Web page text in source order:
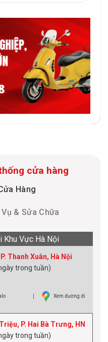
cửa hàng
Hàng
& Sửa Chữa
Khu Vực Hà Nội
Thanh Xuân, Hà Nội
trong tuần)
Xem đường đi
P. Hai Bà Trưng, HN
trong tuần)